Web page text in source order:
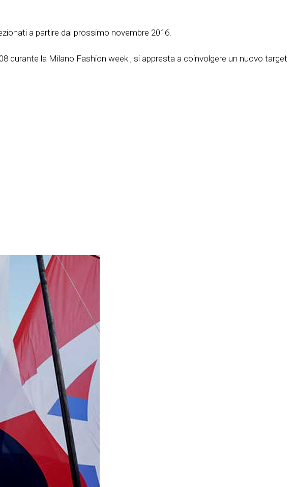
a partire dal prossimo novembre 2016.
durante la Milano Fashion week , si appresta a coinvolgere un nuovo target